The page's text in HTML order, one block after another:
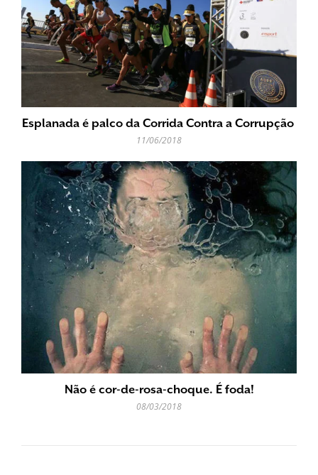
Esplanada é palco da Corrida Contra a Corrupção
11/06/2018
Não é cor-de-rosa-choque. É foda!
08/03/2018